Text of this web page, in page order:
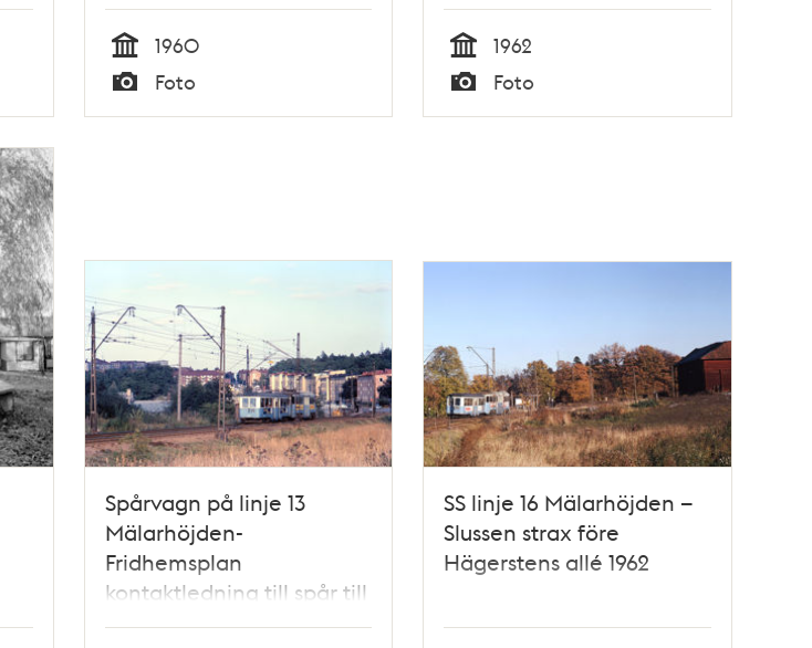
Tid
1960
Typ
Foto Tid
1962
Typ
Foto
Spårvagn på linje 13
Mälarhöjden-
Fridhemsplan
kontaktledning till spår till
Mälaren synlig 1962
SS linje 16 Mälarhöjden –
Slussen strax före
Hägerstens allé 1962